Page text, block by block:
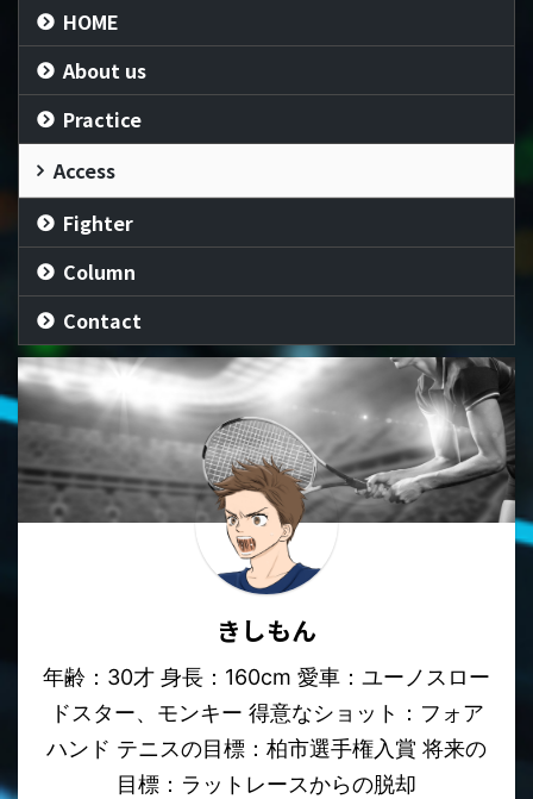
HOME
About us
Practice
Access
Fighter
Column
Contact
きしもん
年齢：30才 身長：160cm 愛車：ユーノスロー
ドスター、モンキー 得意なショット：フォア
ハンド テニスの目標：柏市選手権入賞 将来の
目標：ラットレースからの脱却